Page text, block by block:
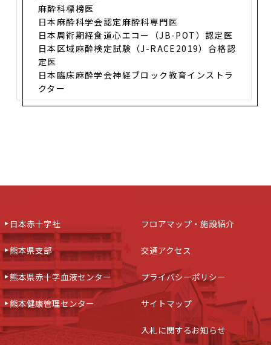
麻酔科標榜医
日本麻酔科学会認定麻酔科専門医
日本周術期経食道心エコー（JB-POT）認定医
日本区域麻酔検定試験（J-RACE2019）合格認
定医
日本臨床麻酔学会神経ブロック教育インストラ
クター
日本赤十字社
熊本県支部
熊本県赤十字血液センター
熊本健康管理センター
フロアマップ・施設紹介
交通アクセス
プライバシーポリシー
サイトマップ
入札に関するお知らせ